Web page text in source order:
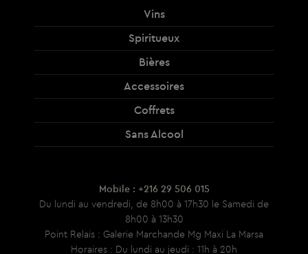
Vins
Spiritueux
Bières
Accessoires
Coffrets
Sans Alcool
Mobile : +216 29 506 015
Du lundi au vendredi, de 8h00 à 17h30 le Samedi de
8h00 à 13h30
Point Relais : Galerie Marchande Mg Maxi La Marsa
Horaires : Du lundi au jeudi : 11h à 20h